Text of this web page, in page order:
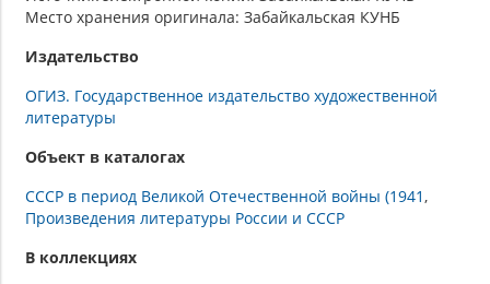
Место хранения оригинала: Забайкальская КУНБ
Издательство
ОГИЗ. Государственное издательство художественной
литературы
Объект в каталогах
СССР в период Великой Отечественной войны (1941
Произведения литературы России и СССР
В коллекциях